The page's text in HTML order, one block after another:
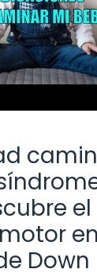
el
Down